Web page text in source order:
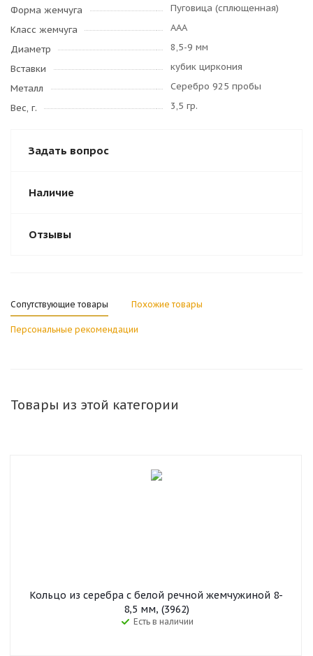
Форма жемчуга
Пуговица (сплющенная)
Класс жемчуга
AAA
Диаметр
8,5-9 мм
Вставки
кубик циркония
Металл
Серебро 925 пробы
Вес, г.
3,5 гр.
Задать вопрос
Наличие
Отзывы
Сопутствующие товары Похожие товары
Персональные рекомендации
Товары из этой категории
Кольцо из серебра с белой речной жемчужиной 8-
8,5 мм, (3962)
Есть в наличии